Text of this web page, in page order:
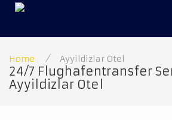
Home / Ayyildizlar Otel
24/7 Flughafentransfer
Ayyildizlar Otel